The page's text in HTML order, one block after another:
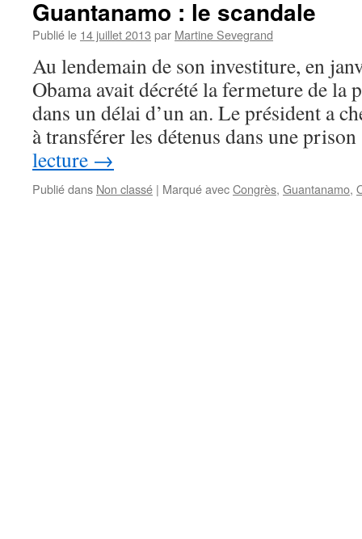
Guantanamo : le scandale
Publié le 14 juillet 2013 par Martine Sevegrand
Au lendemain de son investiture, en
Obama avait décrété la fermeture de la
dans un délai d’un an. Le président a
à transférer les détenus dans une
lecture →
Publié dans Non classé | Marqué avecCongrès, Guantanamo,